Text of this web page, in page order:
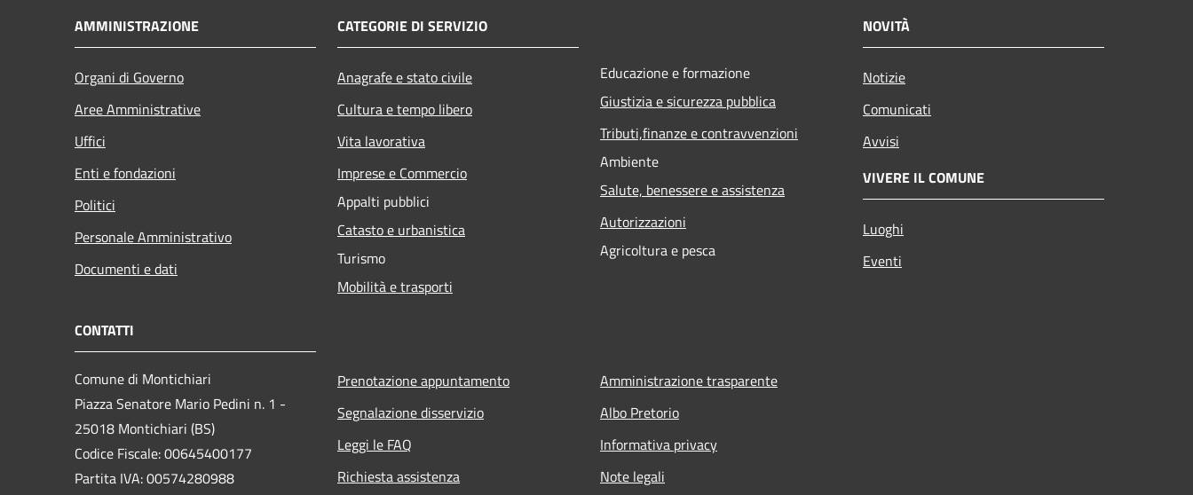
AMMINISTRAZIONE
Organi di Governo
Aree Amministrative
Uffici
Enti e fondazioni
Politici
Personale Amministrativo
Documenti e dati
CATEGORIE DI SERVIZIO
Anagrafe e stato civile
Cultura e tempo libero
Vita lavorativa
Imprese e Commercio
Appalti pubblici
Catasto e urbanistica
Turismo
Mobilità e trasporti
Educazione e formazione
Giustizia e sicurezza pubblica
Tributi,finanze e contravvenzioni
Ambiente
Salute, benessere e assistenza
Autorizzazioni
Agricoltura e pesca
NOVITÀ
Notizie
Comunicati
Avvisi
VIVERE IL COMUNE
Luoghi
Eventi
CONTATTI
Comune di Montichiari
Piazza Senatore Mario Pedini n. 1 -
25018 Montichiari (BS)
Codice Fiscale: 00645400177
Partita IVA: 00574280988
Prenotazione appuntamento
Segnalazione disservizio
Leggi le FAQ
Richiesta assistenza
Amministrazione trasparente
Albo Pretorio
Informativa privacy
Note legali